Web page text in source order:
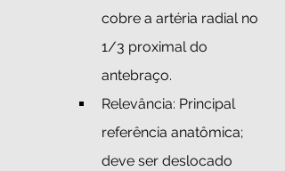
cobre a artéria radial no
1/3 proximal do
antebraço.
Relevância: Principal
referência anatômica;
deve ser deslocado